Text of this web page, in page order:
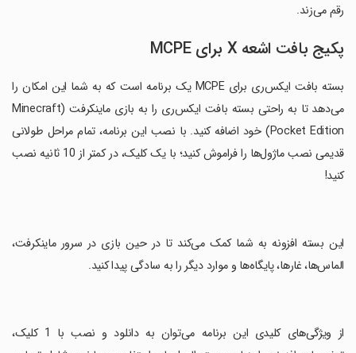
رقم می‌زند.
پکیج بافت اشعه X برای MCPE
بسته بافت ایکس‌ری برای MCPE یک برنامه است که به شما این امکان را
می‌دهد تا به راحتی بسته بافت ایکس‌ری را به بازی ماینکرفت (Minecraft
Pocket Edition) خود اضافه کنید. با نصب این برنامه، تمام مراحل طولانی
قدیمی نصب ماژول‌ها را فراموش کنید؛ با یک کلیک، در کمتر از 10 ثانیه نصب
کنید!
‏این بسته افزونه به شما کمک می‌کند تا در حین بازی در سرور ماینکرفت،
الماس‌ها، غارها، پایگاه‌ها و موارد دیگر را به سادگی پیدا کنید.
‏از ویژگی‌های کلیدی این برنامه می‌توان به دانلود و نصب با 1 کلیک،